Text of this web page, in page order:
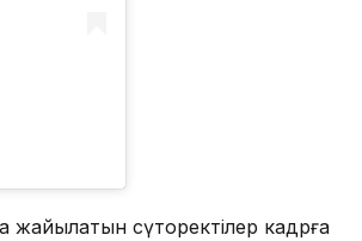
сүтқоректілер кадрға